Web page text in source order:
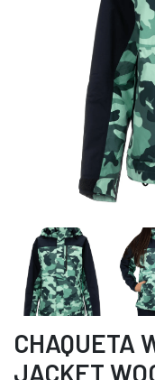
CHAQUETA
JACKET